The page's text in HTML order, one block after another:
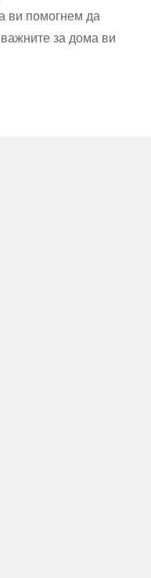
ви помогнем да
за дома ви